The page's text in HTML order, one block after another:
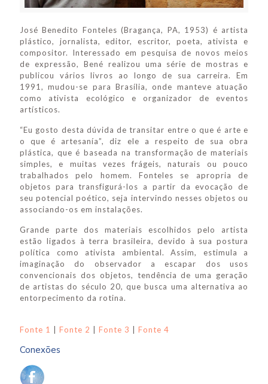
José Benedito Fonteles (Bragança, PA, 1953) é artista
plástico, jornalista, editor, escritor, poeta, ativista e
compositor. Interessado em pesquisa de novos meios
de expressão, Bené realizou uma série de mostras e
publicou vários livros ao longo de sua carreira. Em
1991, mudou-se para Brasília, onde manteve atuação
como ativista ecológico e organizador de eventos
artísticos.
“Eu gosto desta dúvida de transitar entre o que é arte e
o que é artesanía”, diz ele a respeito de sua obra
plástica, que é baseada na transformação de materiais
simples, e muitas vezes frágeis, naturais ou pouco
trabalhados pelo homem. Fonteles se apropria de
objetos para transfigurá-los a partir da evocação de
seu potencial poético, seja intervindo nesses objetos ou
associando-os em instalações.
Grande parte dos materiais escolhidos pelo artista
estão ligados à terra brasileira, devido à sua postura
política como ativista ambiental. Assim, estimula a
imaginação do observador a escapar dos usos
convencionais dos objetos, tendência de uma geração
de artistas do século 20, que busca uma alternativa ao
entorpecimento da rotina.
Fonte 1 Fonte 2 Fonte 3 Fonte 4
Conexões